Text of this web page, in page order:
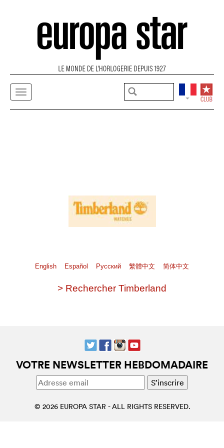
English Español Pусский 繁體中文 简体中文
> Rechercher Timberland
VOTRE NEWSLETTER HEBDOMADAIRE
© 2026 EUROPA STAR - ALL RIGHTS RESERVED.